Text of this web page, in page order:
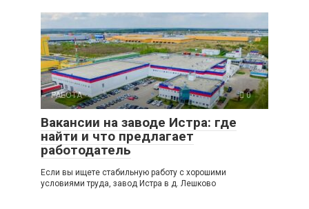
РАБОТА 0
Вакансии на заводе Истра: где
найти и что предлагает
работодатель
Если вы ищете стабильную работу с хорошими
условиями труда, завод Истра в д. Лешково